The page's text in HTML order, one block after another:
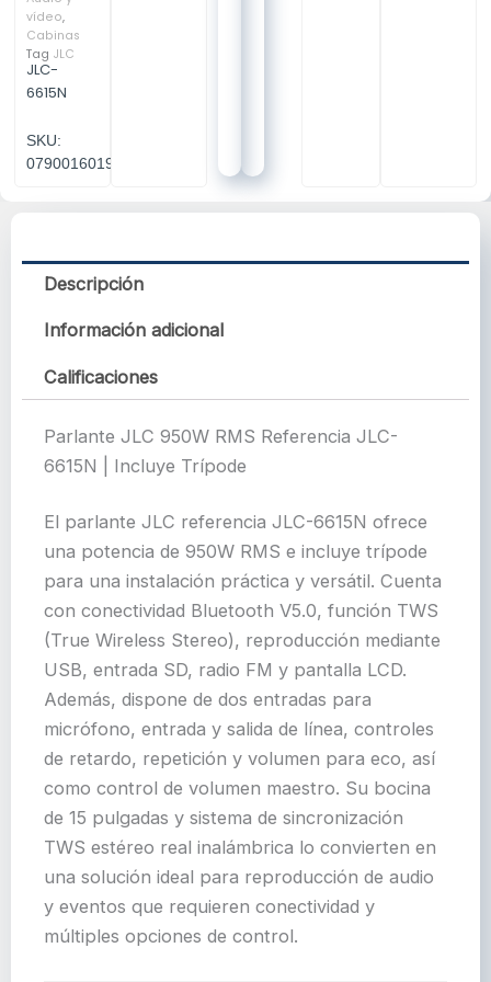
vídeo,
Cabinas
Tag JLC
JLC-
6615N
SKU:
07900160199
Descripción
Información adicional
Calificaciones
Parlante JLC 950W RMS Referencia JLC-
6615N | Incluye Trípode
El parlante JLC referencia JLC-6615N ofrece
una potencia de 950W RMS e incluye trípode
para una instalación práctica y versátil. Cuenta
con conectividad Bluetooth V5.0, función TWS
(True Wireless Stereo), reproducción mediante
USB, entrada SD, radio FM y pantalla LCD.
Además, dispone de dos entradas para
micrófono, entrada y salida de línea, controles
de retardo, repetición y volumen para eco, así
como control de volumen maestro. Su bocina
de 15 pulgadas y sistema de sincronización
TWS estéreo real inalámbrica lo convierten en
una solución ideal para reproducción de audio
y eventos que requieren conectividad y
múltiples opciones de control.